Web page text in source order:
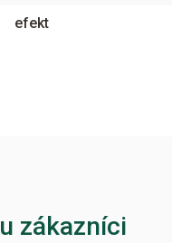
efekt
zákazníci